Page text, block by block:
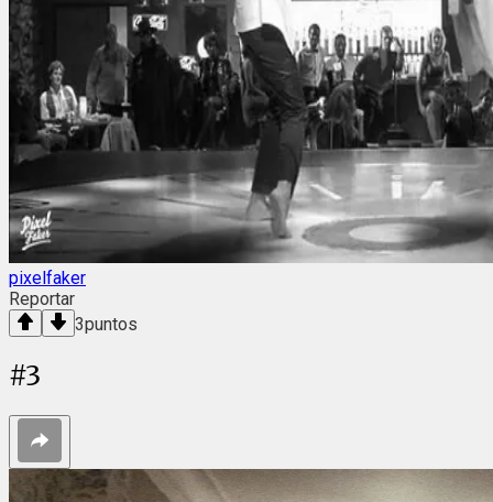
pixelfaker
Reportar
3puntos
#3